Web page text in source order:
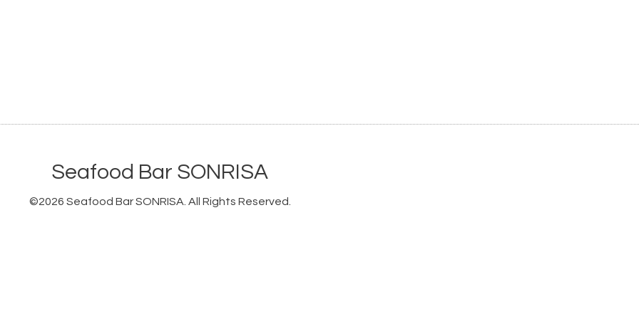
Seafood Bar SONRISA
©2026 Seafood Bar SONRISA . All Rights Reserved.